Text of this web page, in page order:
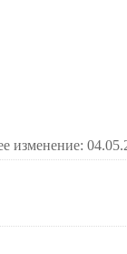
изменение: